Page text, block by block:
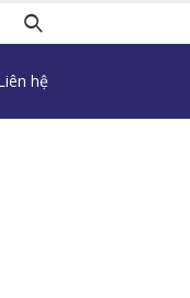
hệ